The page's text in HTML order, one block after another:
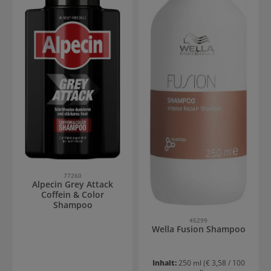
77260
Alpecin Grey Attack
Coffein & Color
Shampoo
45299
Wella Fusion Shampoo
Inhalt:250 ml (€ 3,58 / 100